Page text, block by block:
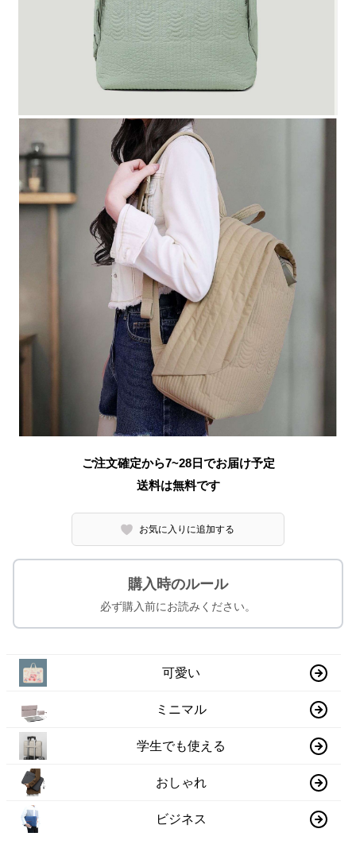
ご注文確定から7~28日でお届け予定
送料は無料です
お気に入りに追加する
購入時のルール
必ず購入前にお読みください。
可愛い
ミニマル
学生でも使える
おしゃれ
ビジネス